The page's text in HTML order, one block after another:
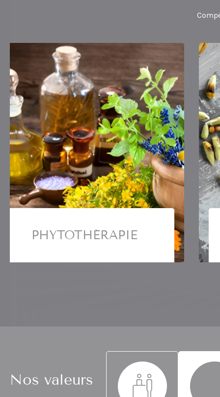
AROMATHÉRAPIE
Offrez-vous tous les bienfaits des
Nos valeurs